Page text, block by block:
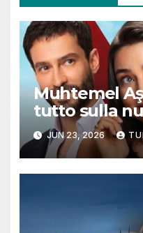
Muhtemel
tutto sulla
romantica
conquisterà
JUN 23, 2026